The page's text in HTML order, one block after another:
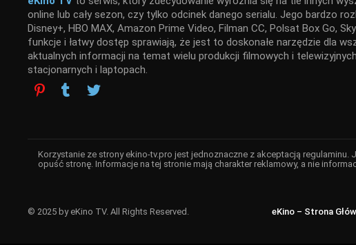
online lub cały sezon, czy tylko odcinek danego serialu. Jego bardzo
Disney+, HBO MAX, Amazon Prime Video, Filman CC, Polsat Box Go,
funkcje i łatwy dostęp sprawiają, że jest to doskonałe narzędzie dla
aktualnych informacji na temat wielu produkcji filmowych i
stacjonarnych i laptopach.
Korzystanie ze strony ekino-tv.pro jest jednoznaczne z akceptacją
opuść stronę. Informacje na tej stronie mają charakter reklamowy, a nie
© 2025 by eKino TV. All Rights Reserved. eKino – Strona